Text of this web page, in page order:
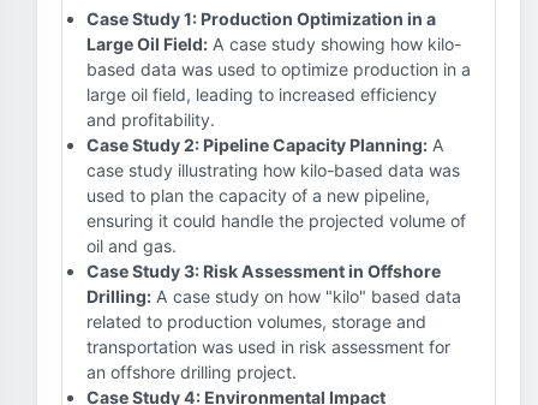
Case Study 1: Production Optimization in a
Large Oil Field: A case study showing how kilo-
based data was used to optimize production in a
large oil field, leading to increased efficiency
and profitability.
Case Study 2: Pipeline Capacity Planning: A
case study illustrating how kilo-based data was
used to plan the capacity of a new pipeline,
ensuring it could handle the projected volume of
oil and gas.
Case Study 3: Risk Assessment in Offshore
Drilling: A case study on how "kilo" based data
related to production volumes, storage and
transportation was used in risk assessment for
an offshore drilling project.
Case Study 4: Environmental Impact